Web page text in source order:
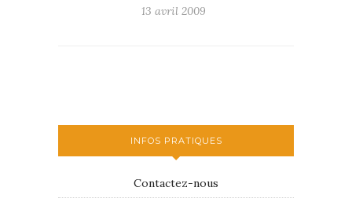
13 avril 2009
INFOS PRATIQUES
Contactez-nous